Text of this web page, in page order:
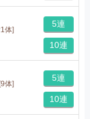
体]
5連
10連
[9体]
5連
10連